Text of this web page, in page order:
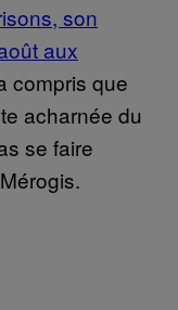
son
aux
compris que
acharnée du
se faire